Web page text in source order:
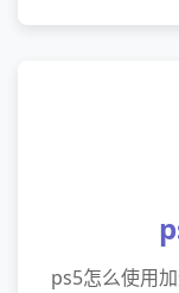
ps5怎么使用